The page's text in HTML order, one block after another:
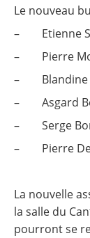
Le nouveau
– Etienne
– Pierre
– Blandine
– Asgard
– Serge
– Pierre
La nouvelle
la salle du
pourront se